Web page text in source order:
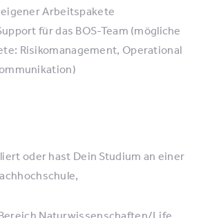
Arbeitspakete
für das BOS-Team (mögliche
Risikomanagement, Operational
oder hast Dein Studium an einer